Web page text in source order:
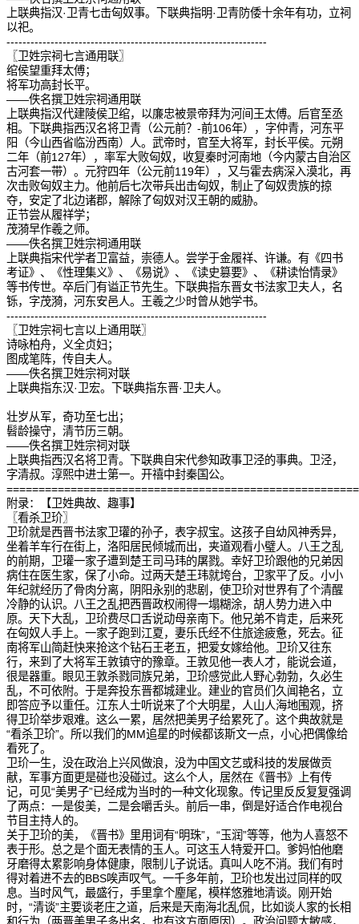
上联典指汉·卫青七击匈奴事。下联典指明·卫青防倭十余年有功，立祠
以祀。
-----------------------------------------------------------------
〖卫姓宗祠七言通用联〗
绾侯望重拜太傅；
将军功高封长平。
——佚名撰卫姓宗祠通用联
上联典指汉代建陵侯卫绾，以廉忠被景帝拜为河间王太傅。后官至丞
相。下联典指西汉名将卫青（公元前？-前106年），字仲青，河东平
阳（今山西省临汾西南）人。武帝时，官至大将军，封长平侯。元朔
二年（前127年），率军大败匈奴，收复秦时河南地（今内蒙古自治区
古河套一带）。元狩四年（公元前119年），又与霍去病深入漠北，再
次击败匈奴主力。他前后七次带兵出击匈奴，制止了匈奴贵族的掠
夺，安定了北边诸郡，解除了匈奴对汉王朝的威胁。
正节尝从履祥学；
茂漪早作羲之师。
——佚名撰卫姓宗祠通用联
上联典指宋代学者卫富益，崇德人。尝学于金履祥、许谦。有《四书
考证》、《性理集义》、《易说》、《读史篡要》、《耕读怡情录》
等书传世。卒后门有谥正节先生。下联典指东晋女书法家卫夫人，名
铄，字茂漪，河东安邑人。王羲之少时曾从她学书。
-----------------------------------------------------------------
〖卫姓宗祠七言以上通用联〗
诗咏柏舟，义全贞妇；
图成笔阵，传自夫人。
——佚名撰卫姓宗祠对联
上联典指东汉·卫宏。下联典指东晋·卫夫人。
壮岁从军，奇功至七出；
髫龄操守，清节历三朝。
——佚名撰卫姓宗祠对联
上联典指西汉名将卫青。下联典自宋代参知政事卫泾的事典。卫泾，
字清叔。淳熙中进士第一。开禧中封秦国公。
附录：【卫姓典故、趣事】
〖看杀卫玠〗
卫玠就是西晋书法家卫瓘的孙子，表字叔宝。这孩子自幼风神秀异，
坐着羊车行在街上，洛阳居民倾城而出，夹道观看小璧人。八王之乱
的前期，卫瓘一家子遭到楚王司马玮的屠戮。幸好卫玠跟他的兄弟因
病住在医生家，保了小命。过两天楚王玮就垮台，卫家平了反。小小
年纪就经历了骨肉分离，阴阳永别的悲剧，使卫玠对世界有了个清醒
冷静的认识。八王之乱把西晋政权闹得一塌糊涂，胡人势力进入中
原。天下大乱，卫玠费尽口舌说动母亲南下。他兄弟不肯走，后来死
在匈奴人手上。一家子跑到江夏，妻乐氏经不住旅途疲惫，死去。征
南将军山简赶快来抢这个钻石王老五，把爱女嫁给他。卫玠又往东
行，来到了大将军王敦镇守的豫章。王敦见他一表人才，能说会道，
很是器重。眼见王敦杀戮同族兄弟，卫玠感觉此人野心勃勃，久必生
乱，不可依附。于是奔投东晋都城建业。建业的官员们久闻艳名，立
即答应予以重任。江东人士听说来了个大明星，人山人海地围观，挤
得卫玠举步艰难。这么一累，居然把美男子给累死了。这个典故就是
“看杀卫玠”。所以我们的MM追星的时候都该斯文一点，小心把偶像给
看死了。
卫玠一生，没在政治上兴风做浪，没为中国文艺或科技的发展做贡
献，军事方面更是碰也没碰过。这么个人，居然在《晋书》上有传
记，可见“美男子”已经成为当时的一种文化现象。传记里反反复复强调
了两点：一是俊美，二是会嚼舌头。前后一串，倒是好适合作电视台
节目主持人的。
关于卫玠的美，《晋书》里用词有“明珠”，“玉润”等等，他为人喜怒不
表于形。总之是个面无表情的玉人。可这玉人特爱开口。爹妈怕他磨
牙磨得太累影响身体健康，限制儿子说话。真叫人吃不消。我们有时
得对着进不去的BBS唉声叹气。一千多年前，卫玠也发出过同样的叹
息。当时风气，最盛行，手里拿个麈尾，模样悠雅地清谈。刚开始
时，“清谈”主要谈老庄之道，后来是天南海北乱侃，比如谈人家的长相